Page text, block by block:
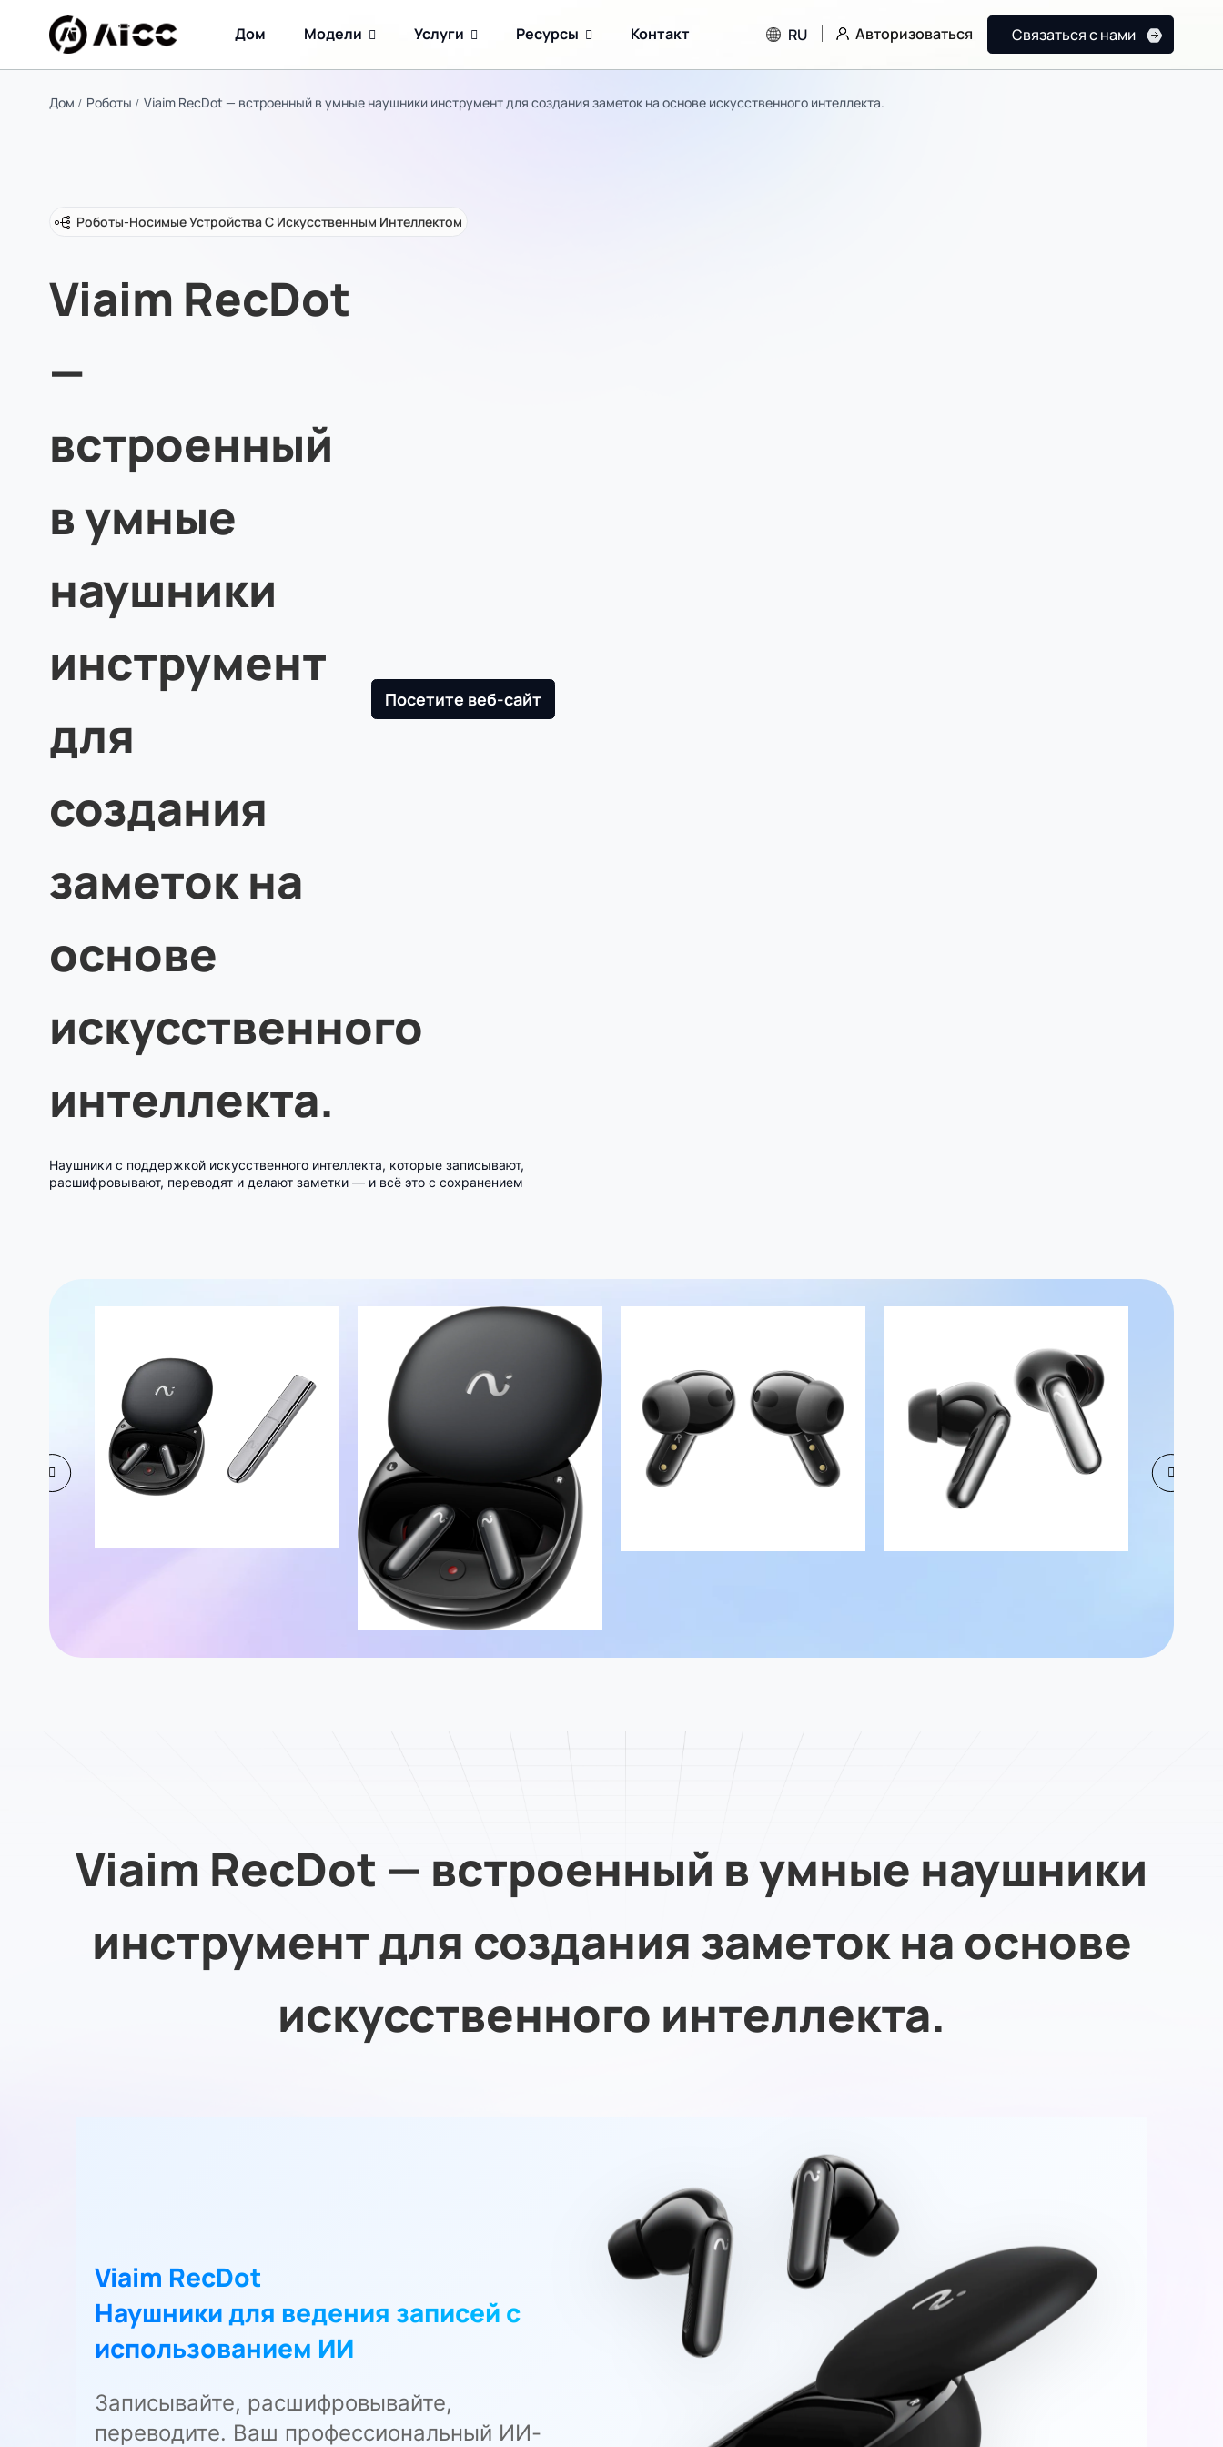
Дом Модели Услуги Ресурсы Контакт RU Авторизоваться Связаться с нами
Дом Роботы Viaim RecDot — встроенный в умные наушники инструмент для создания заметок на основе искусственного интеллекта.
Роботы-Носимые Устройства С Искусственным Интеллектом
Viaim RecDot
—
встроенный
в умные
наушники
инструмент
для
создания
заметок на
основе
искусственного
интеллекта.
Посетите веб-сайт
Наушники с поддержкой искусственного интеллекта, которые записывают,
расшифровывают, переводят и делают заметки — и всё это с сохранением
Viaim RecDot — встроенный в умные наушники
инструмент для создания заметок на основе
искусственного интеллекта.
Viaim RecDot
Наушники для ведения записей с
использованием ИИ
Записывайте, расшифровывайте,
переводите. Ваш профессиональный ИИ-